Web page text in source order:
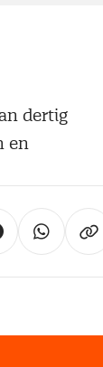
dertig
en